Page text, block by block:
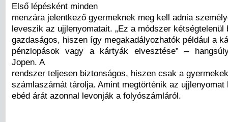
Első lépésként minden
menzára jelentkező gyermeknek meg kell adnia
leveszik az ujjlenyomatait. „Ez a módszer kétségtelenül
gazdaságos, hiszen így megakadályozhatók például a
pénzlopások vagy a kártyák elvesztése” –
Jopen. A
rendszer teljesen biztonságos, hiszen csak a
számlaszámát tárolja. Amint megtörténik az ujjlenyomat
ebéd árát azonnal levonják a folyószámláról.